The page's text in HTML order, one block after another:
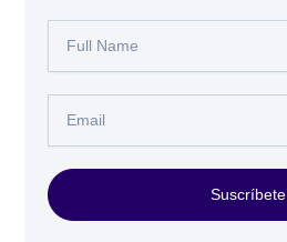
Name
Suscríbete